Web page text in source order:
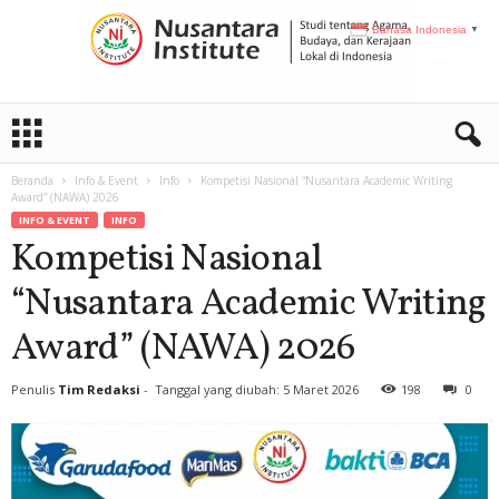
Beranda Info & Event Info
Kompetisi Nasional “Nusantara Academic Writing
Award” (NAWA) 2026
INFO & EVENT INFO
Kompetisi Nasional
“Nusantara Academic Writing
Award” (NAWA) 2026
Penulis Tim Redaksi - Tanggal yang diubah: 5 Maret 2026 198 0
Bahasa Indonesia ▼